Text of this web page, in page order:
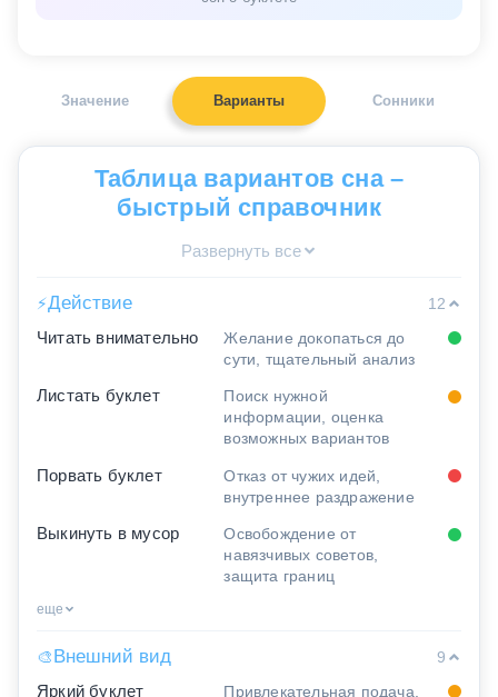
Значение Варианты Сонники
Таблица вариантов сна –
быстрый справочник
Развернуть все
⚡Действие
12
Читать внимательно
Желание докопаться до
сути, тщательный анализ
Листать буклет
Поиск нужной
информации, оценка
возможных вариантов
Порвать буклет
Отказ от чужих идей,
внутреннее раздражение
Выкинуть в мусор
Освобождение от
навязчивых советов,
защита границ
еще
🎨Внешний вид
9
Яркий буклет
Привлекательная подача,